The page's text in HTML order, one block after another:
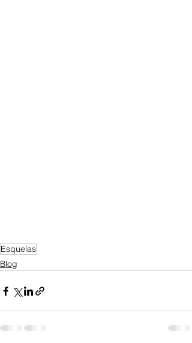
Esquelas
Blog